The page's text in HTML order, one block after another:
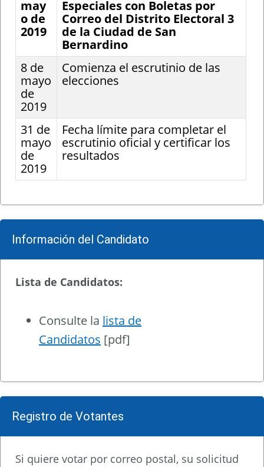
may
o de
2019
Especiales con Boletas por
Correo del Distrito Electoral 3
de la Ciudad de San
Bernardino
8 de
mayo
de
2019
Comienza el escrutinio de las
elecciones
31 de
mayo
de
2019
Fecha límite para completar el
escrutinio oficial y certificar los
resultados
Información del Candidato
Lista de Candidatos:
Consulte la lista de
Candidatos [pdf]
Registro de Votantes
Si quiere votar por correo postal, su solicitud